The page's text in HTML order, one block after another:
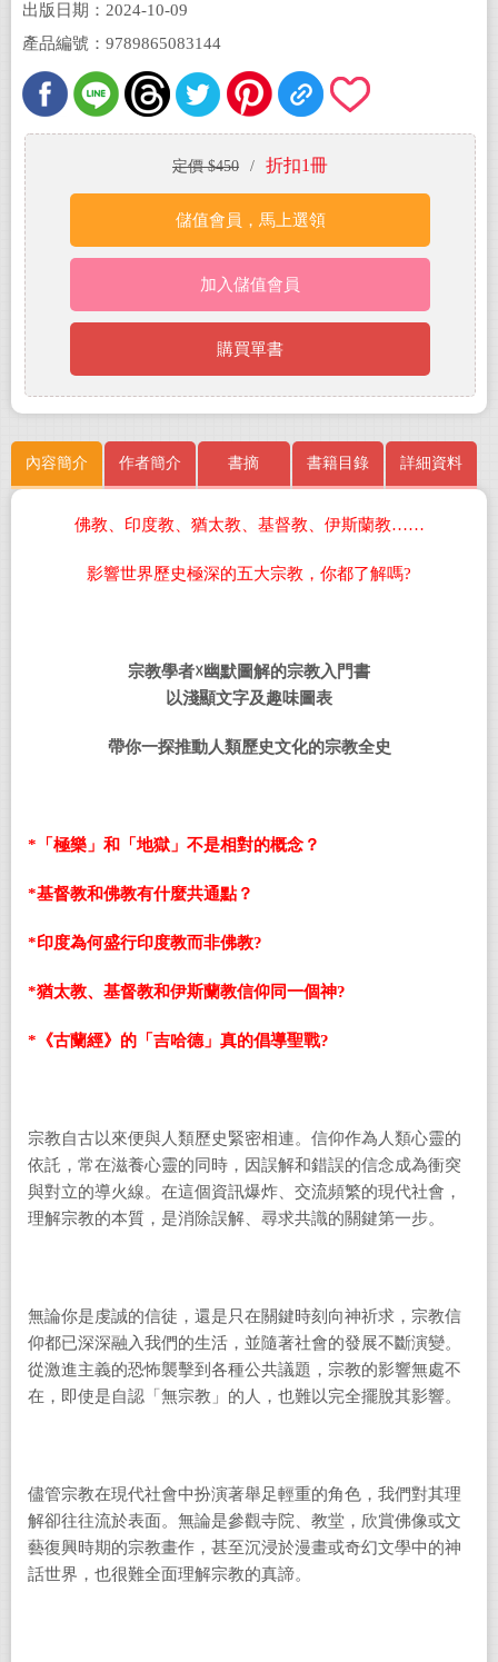
出版日期：2024-10-09
產品編號：9789865083144
定價 $450 / 折扣1冊
儲值會員，馬上選領
加入儲值會員
購買單書
內容簡介 作者簡介 書摘 書籍目錄 詳細資料
佛教、印度教、猶太教、基督教、伊斯蘭教……
影響世界歷史極深的五大宗教，你都了解嗎?
宗教學者☓幽默圖解的宗教入門書
以淺顯文字及趣味圖表
帶你一探推動人類歷史文化的宗教全史
* 「極樂」和「地獄」不是相對的概念？
*基督教和佛教有什麼共通點？
*印度為何盛行印度教而非佛教?
*猶太教、基督教和伊斯蘭教信仰同一個神?
* 《古蘭經》的「吉哈德」真的倡導聖戰?
宗教自古以來便與人類歷史緊密相連。信仰作為人類心靈的
依託，常在滋養心靈的同時，因誤解和錯誤的信念成為衝突
與對立的導火線。在這個資訊爆炸、交流頻繁的現代社會，
理解宗教的本質，是消除誤解、尋求共識的關鍵第一步。
無論你是虔誠的信徒，還是只在關鍵時刻向神祈求，宗教信
仰都已深深融入我們的生活，並隨著社會的發展不斷演變。
從激進主義的恐怖襲擊到各種公共議題，宗教的影響無處不
在，即使是自認「無宗教」的人，也難以完全擺脫其影響。
儘管宗教在現代社會中扮演著舉足輕重的角色，我們對其理
解卻往往流於表面。無論是參觀寺院、教堂，欣賞佛像或文
藝復興時期的宗教畫作，甚至沉浸於漫畫或奇幻文學中的神
話世界，也很難全面理解宗教的真諦。